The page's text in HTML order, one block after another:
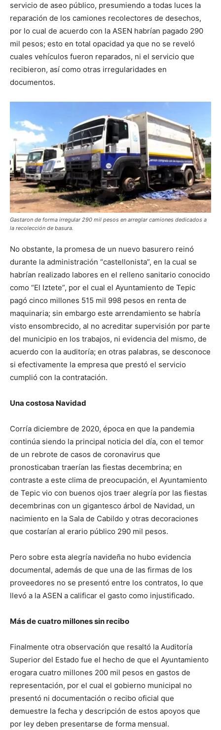
servicio de aseo público, presumiendo a todas luces la
reparación de los camiones recolectores de desechos,
por lo cual de acuerdo con la ASEN habrían pagado 290
mil pesos; esto en total opacidad ya que no se reveló
cuales vehículos fueron reparados, ni el servicio que
recibieron, así como otras irregularidades en
documentos.
Gastaron de forma irregular 290 mil pesos en arreglar camiones dedicados a
la recolección de basura.
No obstante, la promesa de un nuevo basurero reinó
durante la administración “castellonista”, en la cual se
habrían realizado labores en el relleno sanitario conocido
como “El Iztete”, por el cual el Ayuntamiento de Tepic
pagó cinco millones 515 mil 998 pesos en renta de
maquinaria; sin embargo este arrendamiento se habría
visto ensombrecido, al no acreditar supervisión por parte
del municipio en los trabajos, ni evidencia del mismo, de
acuerdo con la auditoría; en otras palabras, se desconoce
si efectivamente la empresa que prestó el servicio
cumplió con la contratación.
Una costosa Navidad
Corría diciembre de 2020, época en que la pandemia
continúa siendo la principal noticia del día, con el temor
de un rebrote de casos de coronavirus que
pronosticaban traerían las fiestas decembrina; en
contraste a este clima de preocupación, el Ayuntamiento
de Tepic vio con buenos ojos traer alegría por las fiestas
decembrinas con un gigantesco árbol de Navidad, un
nacimiento en la Sala de Cabildo y otras decoraciones
que costarían al erario público 290 mil pesos.
Pero sobre esta alegría navideña no hubo evidencia
documental, además de que una de las firmas de los
proveedores no se presentó entre los contratos, lo que
llevó a la ASEN a calificar el gasto como injustificado.
Más de cuatro millones sin recibo
Finalmente otra observación que resaltó la Auditoría
Superior del Estado fue el hecho de que el Ayuntamiento
erogara cuatro millones 200 mil pesos en gastos de
representación, por el cual el gobierno municipal no
presentó ni documentación o recibo oficial que
demuestre la fecha y descripción de estos apoyos que
por ley deben presentarse de forma mensual.